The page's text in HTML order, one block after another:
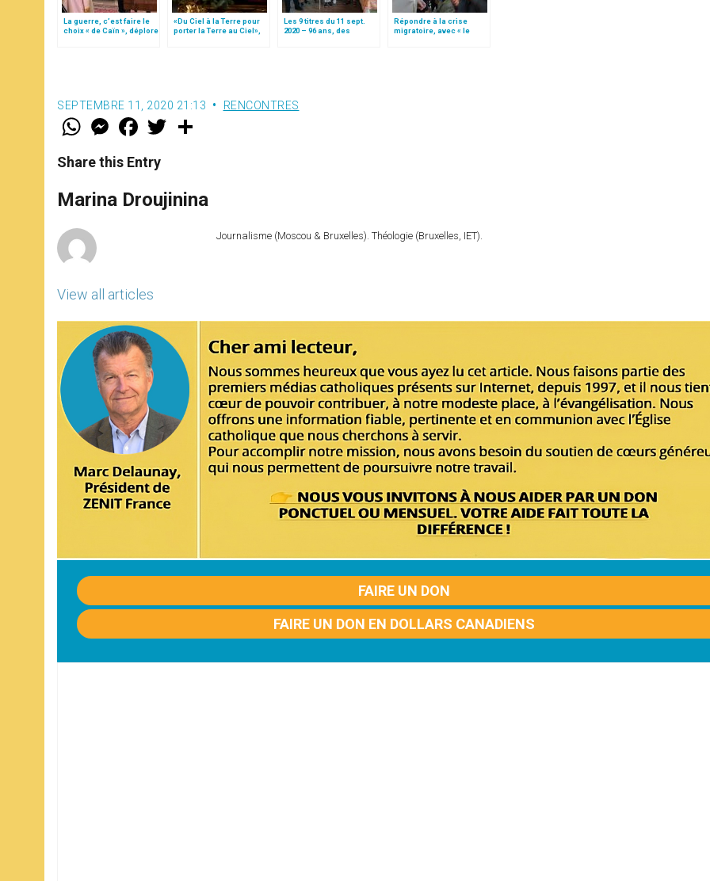
La guerre, c’est faire le
choix « de Caïn », déplore
«Du Ciel à la Terre pour
porter la Terre au Ciel»,
Les 9 titres du 11 sept.
2020 – 96 ans, des
Répondre à la crise
migratoire, avec « le
SEPTEMBRE 11, 2020 21:13 RENCONTRES
W
t
s
p
p
M
e
s
e
g
e
F
a
e
b
o
k
w
r
Share this Entry
Marina Droujinina
View all articles
Journalisme (Moscou & Bruxelles). Théologie (Bruxelles, IET).
FAIRE UN DON
FAIRE UN DON EN DOLLARS CANADIENS